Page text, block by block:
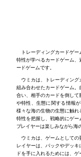
トレーディングカードゲー
特性が学べるカードゲーム
ードゲームです。
ウミカは、トレーディング
組み合わせたカードゲーム
合い、相手のカードを倒し
や特性、生態に関する情報
様々な海の生物の生態に触
特性を把握し、戦略的にゲー
プレイヤーは楽しみながら海
ウミカは、ゲームとしての
レイヤーは、パックやデッ
ドを手に入れるためには、